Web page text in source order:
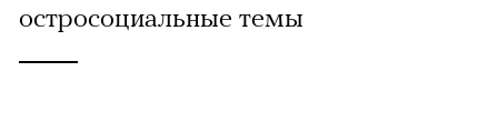
остросоциальные темы